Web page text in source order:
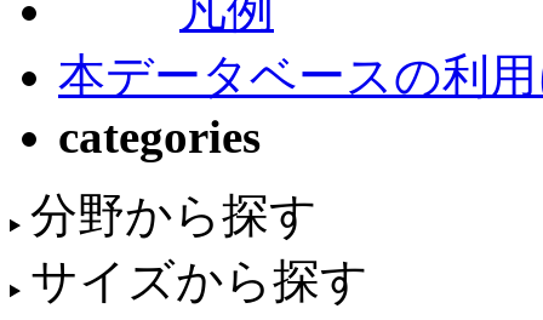
凡例
本データベースの利
categories
分野から探す
サイズから探す